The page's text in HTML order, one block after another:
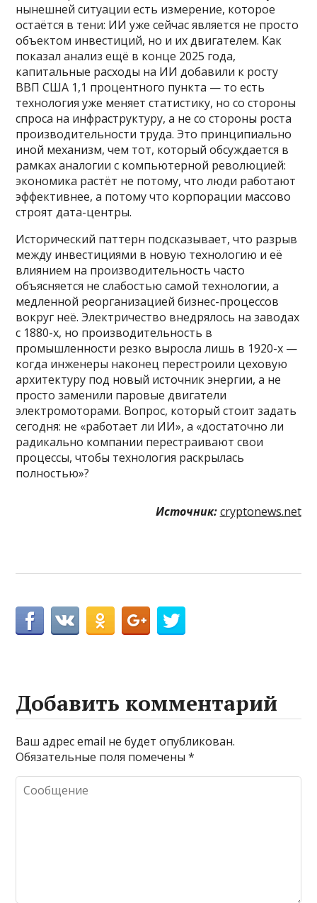
нынешней ситуации есть измерение, которое
остаётся в тени: ИИ уже сейчас является не просто
объектом инвестиций, но и их двигателем. Как
показал анализ ещё в конце 2025 года,
капитальные расходы на ИИ добавили к росту
ВВП США 1,1 процентного пункта — то есть
технология уже меняет статистику, но со стороны
спроса на инфраструктуру, а не со стороны роста
производительности труда. Это принципиально
иной механизм, чем тот, который обсуждается в
рамках аналогии с компьютерной революцией:
экономика растёт не потому, что люди работают
эффективнее, а потому что корпорации массово
строят дата-центры.
Исторический паттерн подсказывает, что разрыв
между инвестициями в новую технологию и её
влиянием на производительность часто
объясняется не слабостью самой технологии, а
медленной реорганизацией бизнес-процессов
вокруг неё. Электричество внедрялось на заводах
с 1880-х, но производительность в
промышленности резко выросла лишь в 1920-х —
когда инженеры наконец перестроили цеховую
архитектуру под новый источник энергии, а не
просто заменили паровые двигатели
электромоторами. Вопрос, который стоит задать
сегодня: не «работает ли ИИ», а «достаточно ли
радикально компании перестраивают свои
процессы, чтобы технология раскрылась
полностью»?
Источник: cryptonews.net
Добавить комментарий
Ваш адрес email не будет опубликован.
Обязательные поля помечены*